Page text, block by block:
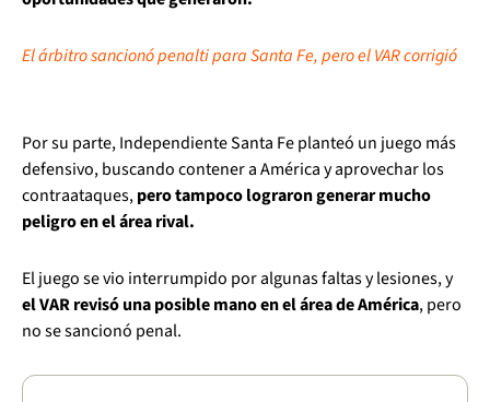
El árbitro sancionó penalti para Santa Fe, pero el VAR corrigió
Por su parte, Independiente Santa Fe planteó un juego más
defensivo, buscando contener a América y aprovechar los
contraataques,pero tampoco lograron generar mucho
peligro en el área rival.
El juego se vio interrumpido por algunas faltas y lesiones, y
el VAR revisó una posible mano en el área de América, pero
no se sancionó penal.